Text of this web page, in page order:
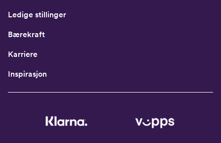
Ledige stillinger
Bærekraft
Karriere
Inspirasjon